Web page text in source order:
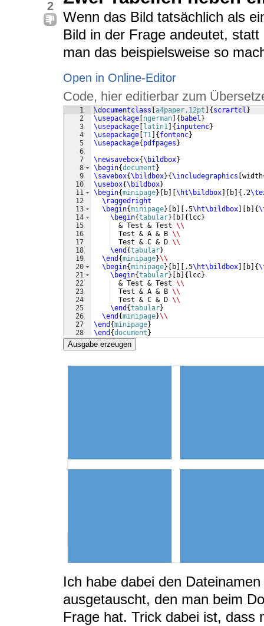
2
Wenn das Bild tatsächlich als
Bild in der Frage andeutet,
man das beispielsweise so
Open in Online-Editor
Code, hier editierbar zum
1
2
3
4
5
6
7
8
9
10
11
12
13
14
15
16
17
18
19
20
21
22
23
24
25
26
27
28
\documentclass a4paper,12pt { scrartcl }
\usepackage ngerman { babel }
\usepackage
latin1 { inputenc}
\usepackage T1 { fontenc}
\usepackage{ pdfpages }
\newsavebox{\bildbox}
\begin{document }
\savebox{\bildbox}{\includegraphics
\usebox{\bildbox}
\begin{minipage} b \ht\bildbox b { .2
\raggedright
\begin{minipage} b .5\ht\bildbox b {
\begin{tabular} b { lcc}
  & Test & Test
\\
  Test & A & B
\\
  Test & C & D
\\
\end {tabular}
\end {minipage}\\
\begin{minipage} b .5\ht\bildbox b {
\begin{tabular} b { lcc}
  & Test & Test
\\
  Test & A & B
\\
  Test & C & D
\\
\end {tabular}
\end {minipage}\\
\end {minipage}
\end {document }
Ausgabe erzeugen
Ich habe dabei den
ausgetauscht, den man beim
Frage hat. Trick dabei ist, dass